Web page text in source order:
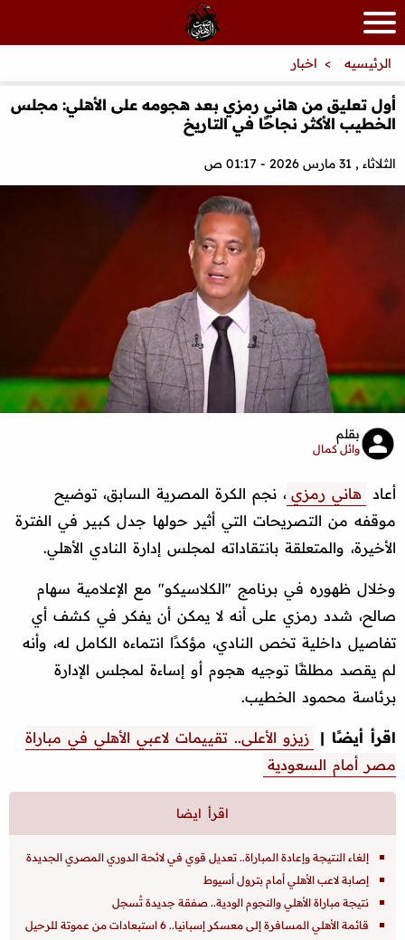
الرئيسيه اخبار
أول تعليق من هاني رمزي بعد هجومه على الأهلي: مجلس
الخطيب الأكثر نجاحًا في التاريخ
الثلاثاء , 31 مارس 2026 - 01:17 ص
بقلم
وائل كمال
أعاد هاني رمزي ، نجم الكرة المصرية السابق، توضيح
موقفه من التصريحات التي أثير حولها جدل كبير في الفترة
الأخيرة، والمتعلقة بانتقاداته لمجلس إدارة النادي الأهلي.
وخلال ظهوره في برنامج "الكلاسيكو" مع الإعلامية سهام
صالح، شدد رمزي على أنه لا يمكن أن يفكر في كشف أي
تفاصيل داخلية تخص النادي، مؤكدًا انتماءه الكامل له، وأنه
لم يقصد مطلقًا توجيه هجوم أو إساءة لمجلس الإدارة
برئاسة محمود الخطيب.
اقرأ أيضًا |
زيزو الأعلى.. تقييمات لاعبي الأهلي في مباراة
مصر أمام السعودية
إلغاء النتيجة وإعادة المباراة.. تعديل قوي في لائحة الدوري المصري الجديدة
إصابة لاعب الأهلي أمام بترول أسيوط
نتيجة مباراة الأهلي والنجوم الودية.. صفقة جديدة تُسجل
قائمة الأهلي المسافرة إلى معسكر إسبانيا.. 6 استبعادات من عموتة للرحيل